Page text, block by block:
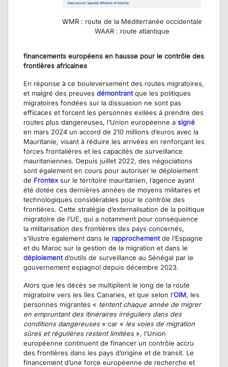
WMR : route de la Méditerranée occidentale
WAAR : route atlantique
financements européens en hausse pour le contrôle des
frontières africaines
En réponse à ce bouleversement des routes migratoires,
et malgré des preuves démontrantque les politiques
migratoires fondées sur la dissuasion ne sont pas
efficaces et forcent les personnes exilées à prendre des
routes plus dangereuses, l’Union européenne a signé
en mars 2024 un accord de 210 millions d’euros avec la
Mauritanie, visant à réduire les arrivées en renforçant les
forces frontalières et les capacités de surveillance
mauritaniennes. Depuis juillet 2022, des négociations
sont également en cours pour autoriser le déploiement
de Frontex sur le territoire mauritanien, l’agence ayant
été dotée ces dernières années de moyens militaires et
technologiques considérables pour le contrôle des
frontières. Cette stratégie d’externalisation de la politique
migratoire de l’UE, qui a notamment pour conséquence
la militarisation des frontières des pays concernés,
s’illustre également dans le rapprochementde l’Espagne
et du Maroc sur la gestion de la migration et dans le
déploiementd’outils de surveillance au Sénégal par le
gouvernement espagnol depuis décembre 2023.
Alors que les décès se multiplient le long de la route
migratoire vers les îles Canaries, et que selon l’OIM, les
personnes migrantes « tentent chaque année de migrer
en empruntant des itinéraires irréguliers dans des
conditions dangereuses» car « les voies de migration
sûres et régulières restent limitées», l’Union
européenne continuent de financer un contrôle accru
des frontières dans les pays d’origine et de transit. Le
financement d’une force européenne de recherche et